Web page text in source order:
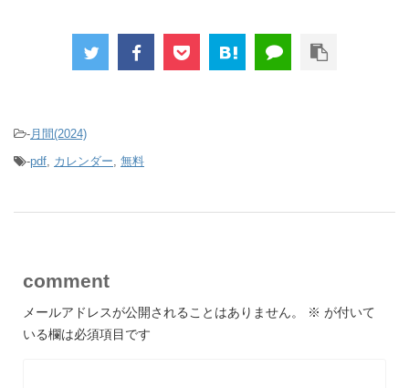
-月間(2024)
-pdf, カレンダー, 無料
comment
メールアドレスが公開されることはありません。 ※ が付いて
いる欄は必須項目です